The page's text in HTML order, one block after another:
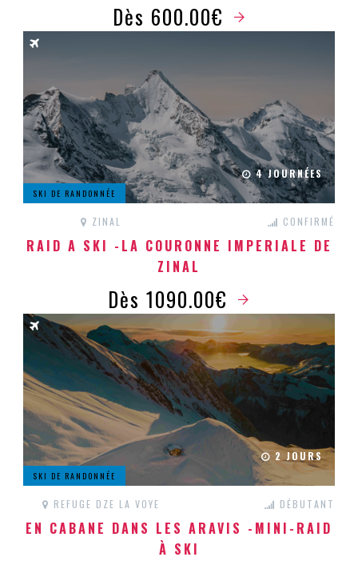
Dès 600.00€
4 JOURNÉES
SKI DE RANDONNÉE
ZINAL CONFIRMÉ
RAID A SKI -LA COURONNE IMPERIALE DE
ZINAL
Dès 1090.00€
2 JOURS
SKI DE RANDONNÉE
REFUGE DZE LA VOYE DÉBUTANT
EN CABANE DANS LES ARAVIS -MINI-RAID
À SKI